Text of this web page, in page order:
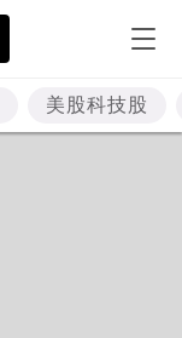
美股科技股